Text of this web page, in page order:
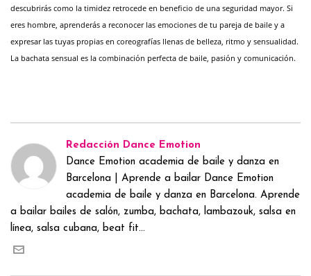
descubrirás como la timidez retrocede en beneficio de una seguridad mayor. Si
eres hombre, aprenderás a reconocer las emociones de tu pareja de baile y a
expresar las tuyas propias en coreografías llenas de belleza, ritmo y sensualidad.
La bachata sensual es la combinación perfecta de baile, pasión y comunicación.
Redacción Dance Emotion
Dance Emotion academia de baile y danza en
Barcelona | Aprende a bailar Dance Emotion
academia de baile y danza en Barcelona. Aprende
a bailar bailes de salón, zumba, bachata, lambazouk, salsa en
línea, salsa cubana, beat fit...